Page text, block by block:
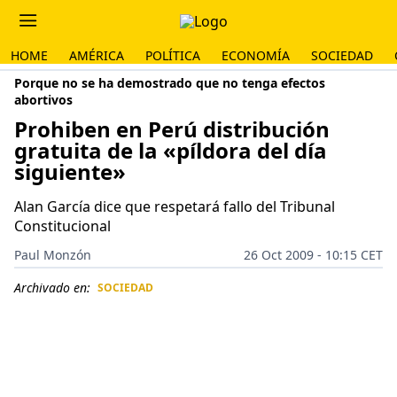
HOME AMÉRICA POLÍTICA ECONOMÍA SOCIEDAD
Porque no se ha demostrado que no tenga efectos
abortivos
Prohiben en Perú distribución
gratuita de la «píldora del día
siguiente»
Alan García dice que respetará fallo del Tribunal
Constitucional
Paul Monzón
26 Oct 2009 - 10:15 CET
Archivado en: SOCIEDAD